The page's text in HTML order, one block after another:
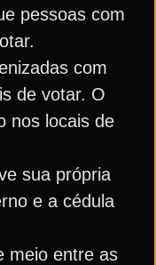
pessoas com
com
de votar. O
nos locais de
sua própria
e a cédula
meio entre as